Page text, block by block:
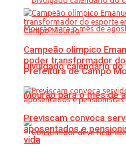
Divulgado calendário
Mourão para o mês de
Campeão olímpico
poder transformador
Prefeitura de Campo
Previscam convoca
aposentados e
vida